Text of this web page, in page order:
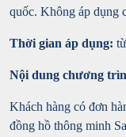
quốc. Không áp dụng
Thời gian áp dụng:
Nội dung chương
Khách hàng có đơn
đồng hồ thông minh